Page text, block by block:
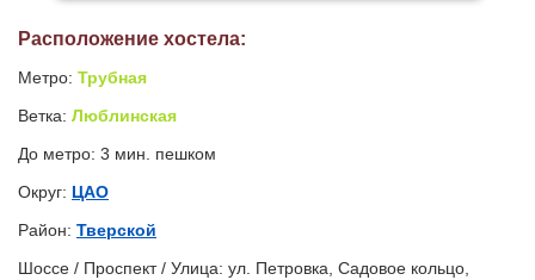
Расположение хостела:
Метро: Трубная
Ветка: Люблинская
До метро: 3 мин. пешком
Округ: ЦАО
Район: Тверской
Шоссе / Проспект / Улица: ул. Петровка, Садовое кольцо,